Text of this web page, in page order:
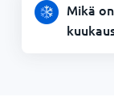
Mikä